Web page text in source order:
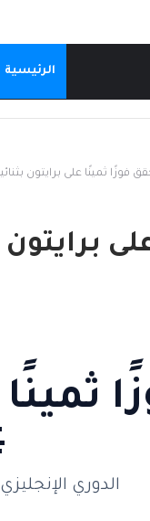
الرئيسية
فوزًا ثمينًا على برايتون
الدوري الإنجليزي الممتاز